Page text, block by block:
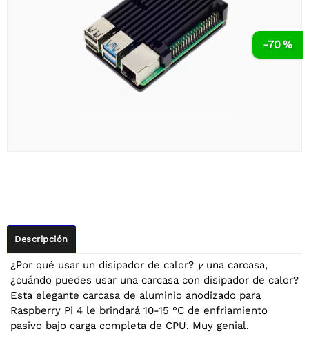
-70 %
Descripción
¿Por qué usar un disipador de calor? y una carcasa,
¿cuándo puedes usar una carcasa con disipador de calor?
Esta elegante carcasa de aluminio anodizado para
Raspberry Pi 4 le brindará 10-15 °C de enfriamiento
pasivo bajo carga completa de CPU. Muy genial.